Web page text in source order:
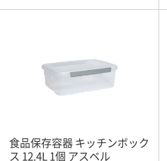
食品保存容器 キッチンボック
ス 12.4L 1個 アスベル